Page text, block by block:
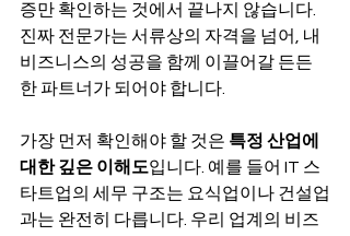
증만 확인하는 것에서 끝나지 않습니다.
진짜 전문가는 서류상의 자격을 넘어, 내
비즈니스의 성공을 함께 이끌어갈 든든
한 파트너가 되어야 합니다.
가장 먼저 확인해야 할 것은 특정 산업에
대한 깊은 이해도입니다. 예를 들어 IT 스
타트업의 세무 구조는 요식업이나 건설업
과는 완전히 다릅니다. 우리 업계의 비즈